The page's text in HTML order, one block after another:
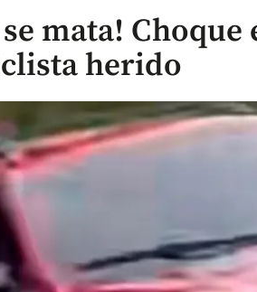
mata!
herido